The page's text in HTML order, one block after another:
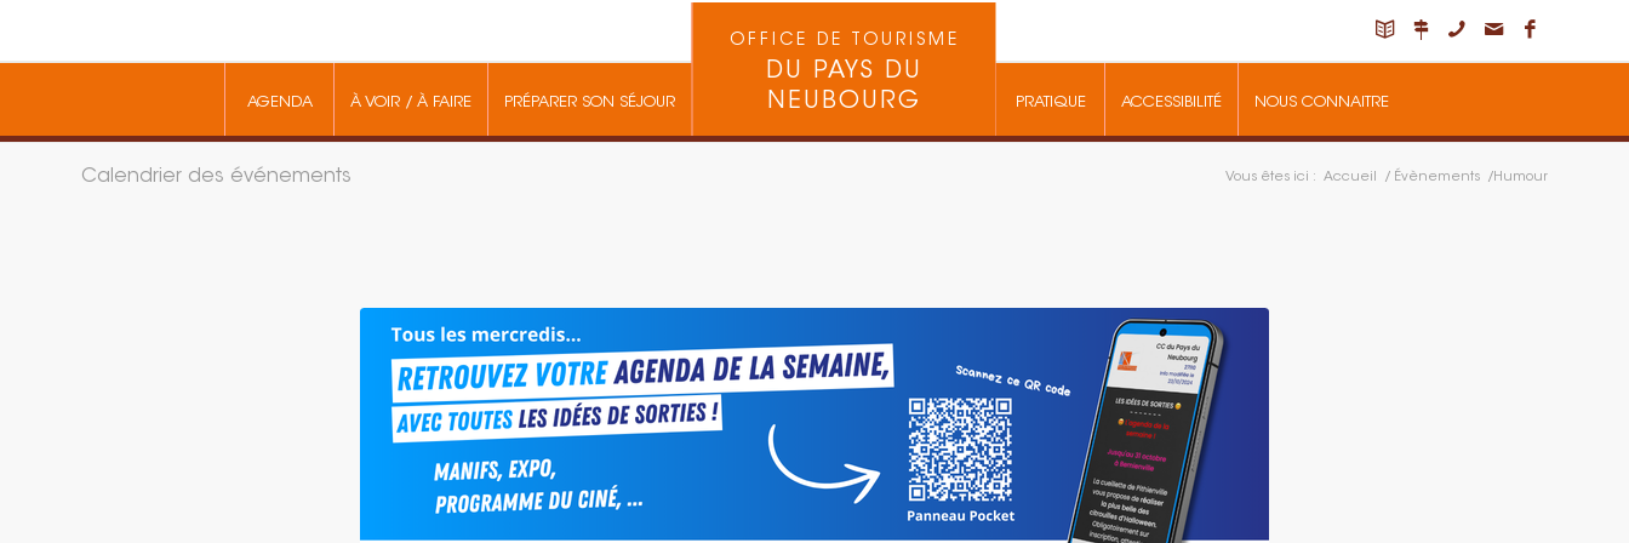
AGENDA À VOIR / À FAIRE PRÉPARER SON SÉJOUR
OFFICE DE TOURISME
DU PAYS DU
NEUBOURG
PRATIQUE ACCESSIBILITÉ NOUS CONNAITRE
Calendrier des événements Vous êtes ici : Accueil / Évènements /Humour